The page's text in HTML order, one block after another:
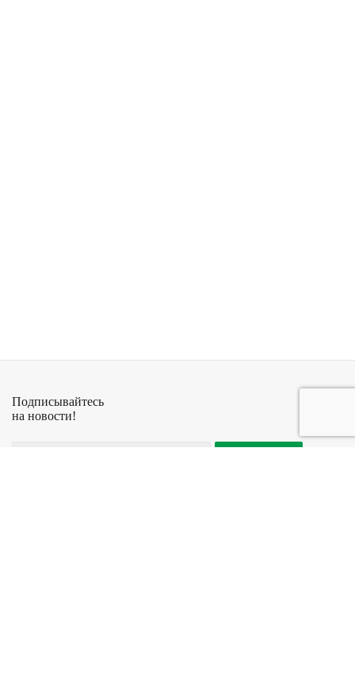
Подписывайтесь
на новости!